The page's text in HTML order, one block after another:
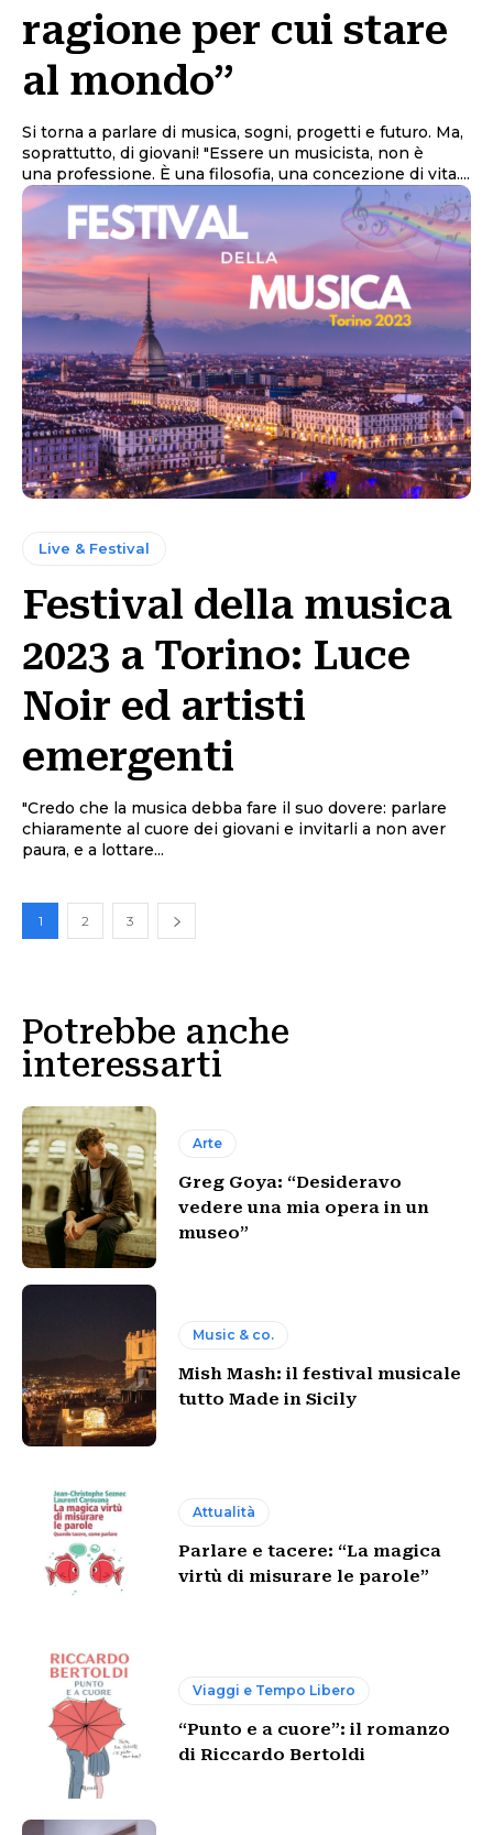
ragione per cui stare
al mondo”
Si torna a parlare di musica, sogni, progetti e futuro. Ma,
soprattutto, di giovani! "Essere un musicista, non è
una professione. È una filosofia, una concezione di vita....
Live & Festival
Festival della musica
2023 a Torino: Luce
Noir ed artisti
emergenti
"Credo che la musica debba fare il suo dovere: parlare
chiaramente al cuore dei giovani e invitarli a non aver
paura, e a lottare...
1 2 3
Potrebbe anche
interessarti
Arte
Greg Goya: “Desideravo
vedere una mia opera in un
museo”
Music & co.
Mish Mash: il festival musicale
tutto Made in Sicily
Attualità
Parlare e tacere: “La magica
virtù di misurare le parole”
Viaggi e Tempo Libero
“Punto e a cuore”: il romanzo
di Riccardo Bertoldi